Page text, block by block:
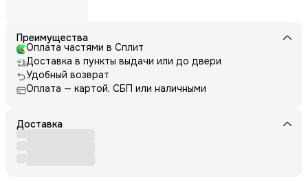
Преимущества
Оплата частями в Сплит
Доставка в пункты выдачи или до двери
Удобный возврат
Оплата — картой, СБП или наличными
Доставка